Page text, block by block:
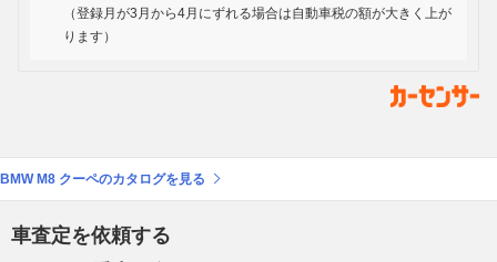
（登録月が3月から4月にずれる場合は自動車税の額が大きく上が
ります）
BMW M8 クーペのカタログを見る
車査定を依頼する